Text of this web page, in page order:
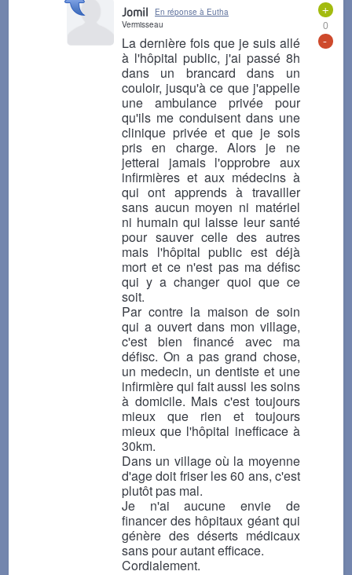
+
0
-
Jomil
En réponse à Eutha
Vermisseau
La dernière fois que je suis allé
à l'hôpital public, j'ai passé 8h
dans un brancard dans un
couloir, jusqu'à ce que j'appelle
une ambulance privée pour
qu'ils me conduisent dans une
clinique privée et que je sois
pris en charge. Alors je ne
jetterai jamais l'opprobre aux
infirmières et aux médecins à
qui ont apprends à travailler
sans aucun moyen ni matériel
ni humain qui laisse leur santé
pour sauver celle des autres
mais l'hôpital public est déjà
mort et ce n'est pas ma défisc
qui y a changer quoi que ce
soit.
Par contre la maison de soin
qui a ouvert dans mon village,
c'est bien financé avec ma
défisc. On a pas grand chose,
un medecin, un dentiste et une
infirmière qui fait aussi les soins
à domicile. Mais c'est toujours
mieux que rien et toujours
mieux que l'hôpital inefficace à
30km.
Dans un village où la moyenne
d'age doit friser les 60 ans, c'est
plutôt pas mal.
Je n'ai aucune envie de
financer des hôpitaux géant qui
génère des déserts médicaux
sans pour autant efficace.
Cordialement.